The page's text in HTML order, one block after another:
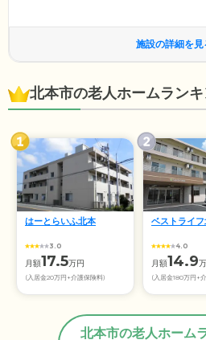
施設の詳細を見
北本市の老人ホームラン
はーとらいふ北本
3.0
月額17.5万円
(入居金20万円+介護保険料)
ベストライ
4.0
月額14.9
(入居金180万円+
北本市の老人ホーム